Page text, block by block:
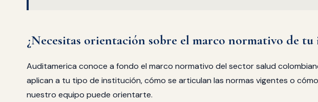
¿Necesitas orientación sobre el marco normativo de
Auditamerica conoce a fondo el marco normativo del sector salud
aplican a tu tipo de institución, cómo se articulan las normas vigentes o
nuestro equipo puede orientarte.